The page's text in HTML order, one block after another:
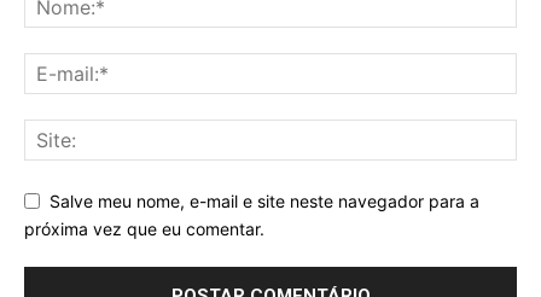
Salve meu nome, e-mail e site neste navegador para a
próxima vez que eu comentar.